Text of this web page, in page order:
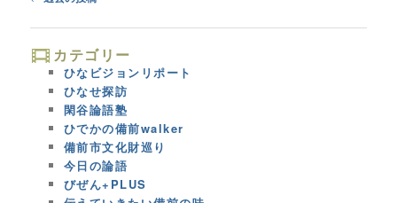
カテゴリー
ひなビジョンリポート
ひなせ探訪
閑谷論語塾
ひでかの備前walker
備前市文化財巡り
今日の論語
びぜん+PLUS